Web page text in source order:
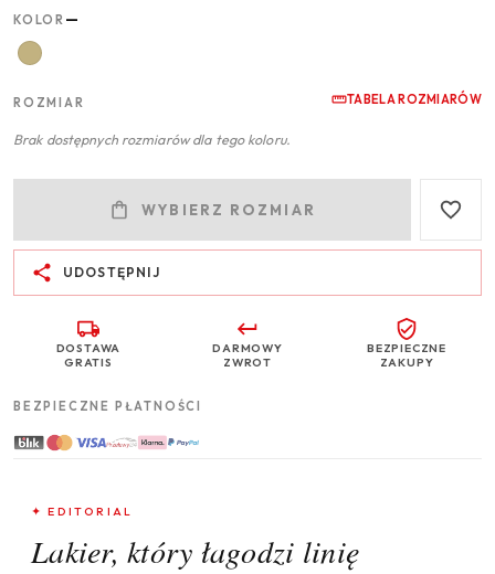
KOLOR —
ROZMIAR TABELA ROZMIARÓW
Brak dostępnych rozmiarów dla tego koloru.
WYBIERZ ROZMIAR
UDOSTĘPNIJ
DOSTAWA
GRATIS
DARMOWY
ZWROT
BEZPIECZNE
ZAKUPY
BEZPIECZNE PŁATNOŚCI
✦ EDITORIAL
Lakier, który łagodzi linię